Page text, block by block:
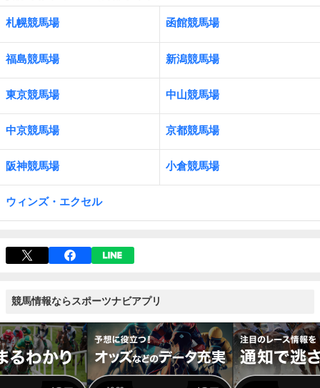
札幌競馬場 函館競馬場
福島競馬場 新潟競馬場
東京競馬場 中山競馬場
中京競馬場 京都競馬場
阪神競馬場 小倉競馬場
ウィンズ・エクセル
競馬情報ならスポーツナビアプリ